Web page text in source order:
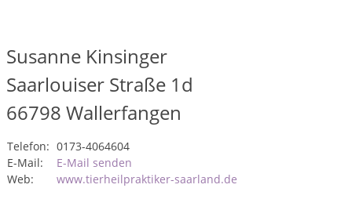
Susanne Kinsinger
Saarlouiser Straße 1d
66798 Wallerfangen
Telefon: 0173-4064604
E-Mail:
E-Mail senden
Web:
www.tierheilpraktiker-saarland.de